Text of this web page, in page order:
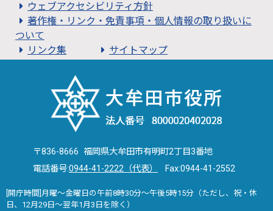
ウェブアクセシビリティ方針
著作権・リンク・免責事項・個人情報の取り扱いに
ついて
リンク集
サイトマップ
〒836-8666 福岡県大牟田市有明町2丁目3番地
電話番号:0944-41-2222（代表） Fax:0944-41-2552
[開庁時間]月曜～金曜日の午前8時30分～午後5時15分（ただし、祝・休
日、12月29日～翌年1月3日を除く）